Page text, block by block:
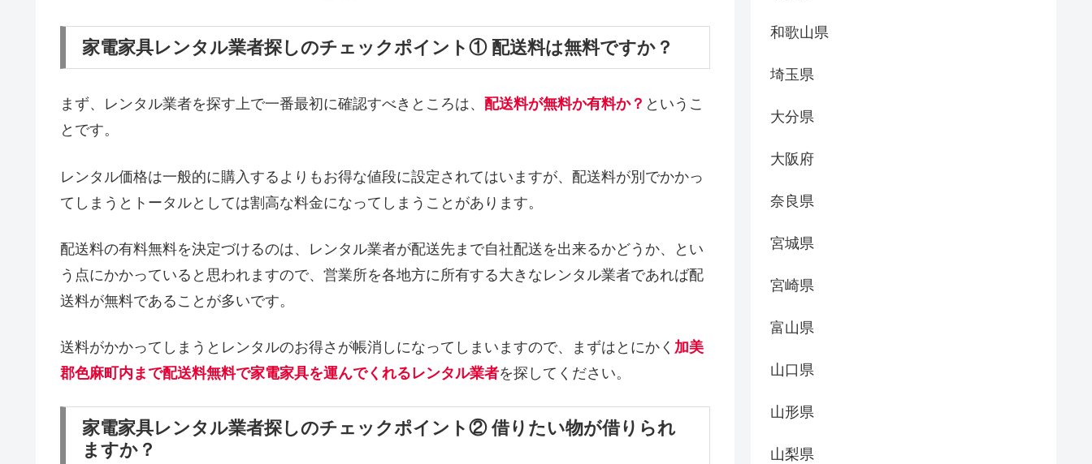
家電家具レンタル業者探しのチェックポイント① 配送料は無料ですか？
まず、レンタル業者を探す上で一番最初に確認すべきところは、 配送料が無料か有料か？ というこ
とです。
レンタル価格は一般的に購入するよりもお得な値段に設定されてはいますが、配送料が別でかかっ
てしまうとトータルとしては割高な料金になってしまうことがあります。
配送料の有料無料を決定づけるのは、レンタル業者が配送先まで自社配送を出来るかどうか、とい
う点にかかっていると思われますので、営業所を各地方に所有する大きなレンタル業者であれば配
送料が無料であることが多いです。
送料がかかってしまうとレンタルのお得さが帳消しになってしまいますので、まずはとにかく 加美
郡色麻町内まで配送料無料で家電家具を運んでくれるレンタル業者を探してください。
家電家具レンタル業者探しのチェックポイント② 借りたい物が借りられ
ますか？
和歌山県
埼玉県
大分県
大阪府
奈良県
宮城県
宮崎県
富山県
山口県
山形県
山梨県